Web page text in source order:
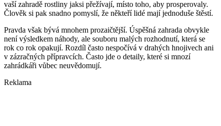
vaší zahradě rostliny jaksi přežívají, místo toho, aby prosperovaly.
Člověk si pak snadno pomyslí, že někteří lidé mají jednoduše štěstí.
Pravda však bývá mnohem prozaičtější. Úspěšná zahrada obvykle
není výsledkem náhody, ale souboru malých rozhodnutí, která se
rok co rok opakují. Rozdíl často nespočívá v drahých hnojivech ani
v zázračných přípravcích. Často jde o detaily, které si mnozí
zahrádkáři vůbec neuvědomují.
Reklama